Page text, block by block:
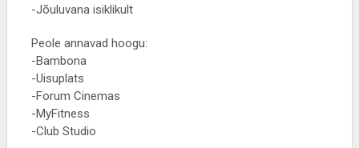
-Jõuluvana isiklikult
Peole annavad hoogu:
-Bambona
-Uisuplats
-Forum Cinemas
-MyFitness
-Club Studio